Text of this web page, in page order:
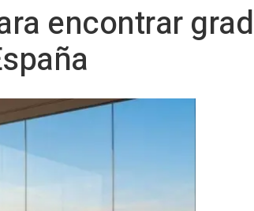
encontrar